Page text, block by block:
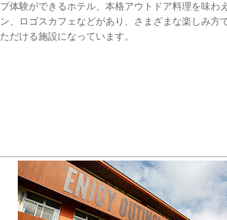
プ体験ができるホテル、本格アウトドア料理を味わ
ン、ロゴスカフェなどがあり、さまざまな楽しみ方
ただける施設になっています。